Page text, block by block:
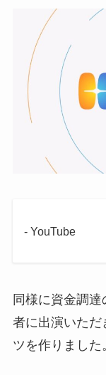
- YouTube
同様に資金調
者に出演いただ
ツを作りました